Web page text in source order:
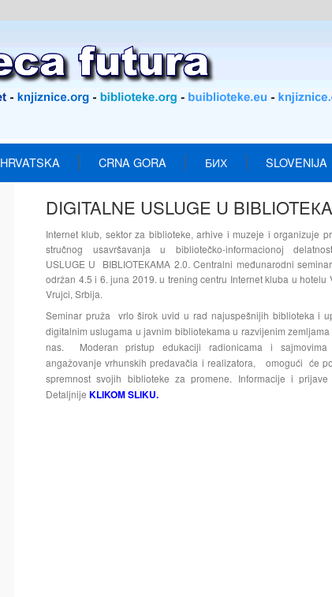
HRVATSKA CRNA GORA БИХ SLOVENIJA
DIGITALNE USLUGE U
Internet klub, sektor za biblioteke, arhive i muzeje i organizuje
stručnog usavršavanja u bibliotečko-informacionoj
USLUGE U BIBLIOTEКAMA 2.0. Centralni međunarodni
održan 4.5 i 6. juna 2019. u trening centru Internet kluba u hotelu
Vrujci, Srbija.
Seminar pruža vrlo širok uvid u rad najuspešnijih biblioteka i
digitalnim uslugama u javnim bibliotekama u razvijenim
nas. Moderan pristup edukaciji radionicama i
angažovanje vrhunskih predavačia i realizatora, omogući će
spremnost svojih biblioteke za promene. Informacije i
Detaljnije KLIKOM SLIKU.